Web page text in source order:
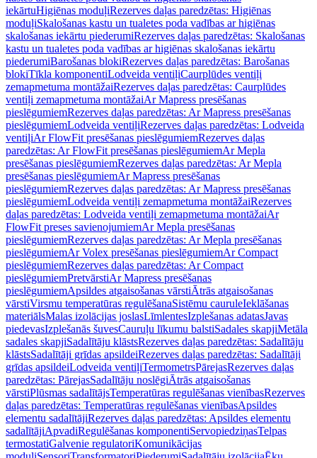
iekārtuHigiēnas moduļiRezerves daļas paredzētas: Higiēnas
moduļiSkalošanas kastu un tualetes poda vadības ar higiēnas
skalošanas iekārtu piederumiRezerves daļas paredzētas: Skalošanas
kastu un tualetes poda vadības ar higiēnas skalošanas iekārtu
piederumiBarošanas blokiRezerves daļas paredzētas: Barošanas
blokiTīkla komponentiLodveida ventiļiCaurplūdes ventiļi
zemapmetuma montāžaiRezerves daļas paredzētas: Caurplūdes
ventiļi zemapmetuma montāžaiAr Mapress presēšanas
pieslēgumiemRezerves daļas paredzētas: Ar Mapress presēšanas
pieslēgumiemLodveida ventiļiRezerves daļas paredzētas: Lodveida
ventiļiAr FlowFit presēšanas pieslēgumiemRezerves daļas
paredzētas: Ar FlowFit presēšanas pieslēgumiemAr Mepla
presēšanas pieslēgumiemRezerves daļas paredzētas: Ar Mepla
presēšanas pieslēgumiemAr Mapress presēšanas
pieslēgumiemRezerves daļas paredzētas: Ar Mapress presēšanas
pieslēgumiemLodveida ventiļi zemapmetuma montāžaiRezerves
daļas paredzētas: Lodveida ventiļi zemapmetuma montāžaiAr
FlowFit preses savienojumiemAr Mepla presēšanas
pieslēgumiemRezerves daļas paredzētas: Ar Mepla presēšanas
pieslēgumiemAr Volex presēšanas pieslēgumiemAr Compact
pieslēgumiemRezerves daļas paredzētas: Ar Compact
pieslēgumiemPretvārstiAr Mapress presēšanas
pieslēgumiemApsildes atgaisošanas vārstiĀtrās atgaisošanas
vārstiVirsmu temperatūras regulēšanaSistēmu cauruleIeklāšanas
materiālsMalas izolācijas joslasLīmlentesIzplešanas adatasJavas
piedevasIzplešanās šuvesCauruļu līkumu balstiSadales skapjiMetāla
sadales skapjiSadalītāju klāstsRezerves daļas paredzētas: Sadalītāju
klāstsSadalītāji grīdas apsildeiRezerves daļas paredzētas: Sadalītāji
grīdas apsildeiLodveida ventiļiTermometrsPārejasRezerves daļas
paredzētas: PārejasSadalītāju noslēgiĀtrās atgaisošanas
vārstiPlūsmas sadalītājsTemperatūras regulēšanas vienībasRezerves
daļas paredzētas: Temperatūras regulēšanas vienībasApsildes
elementu sadalītājiRezerves daļas paredzētas: Apsildes elementu
sadalītājiApvadiRegulēšanas komponentiServopiedziņasTelpas
termostatiGalvenie regulatoriKomunikācijas